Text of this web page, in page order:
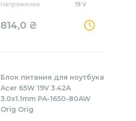
Напряжение
19 V
814,0 ₴
Блок питания для ноутбука
Acer 65W 19V 3.42A
3.0x1.1mm PA-1650-80AW
Orig Orig